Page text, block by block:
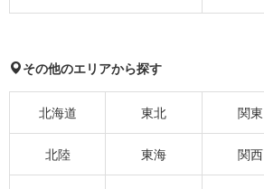
その他のエリアから探す
北海道 東北 関東
北陸 東海 関西